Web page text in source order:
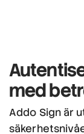
med
Addo Sign är